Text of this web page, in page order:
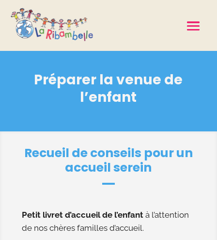
Préparer la venue de
l’enfant
Recueil de conseils pour un
accueil serein
Petit livret d’accueil de l’enfantà l’attention
de nos chères familles d’accueil.